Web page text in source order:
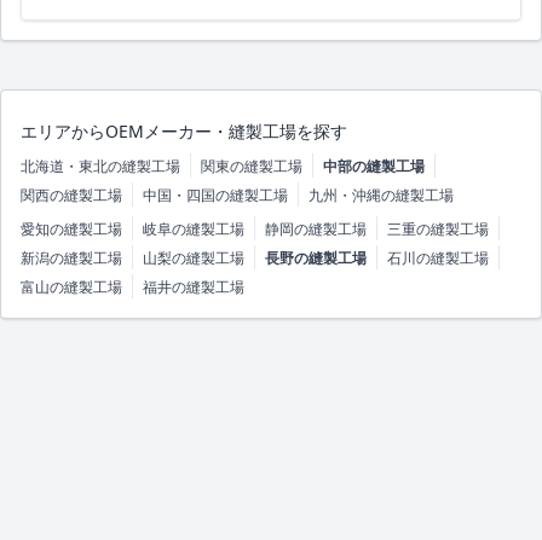
エリアからOEMメーカー・縫製工場を探す
北海道・東北の縫製工場 関東の縫製工場
中部の縫製工場
関西の縫製工場
中国・四国の縫製工場
九州・沖縄の縫製工場
愛知の縫製工場
岐阜の縫製工場 静岡の縫製工場
三重の縫製工場
新潟の縫製工場
山梨の縫製工場 長野の縫製工場
石川の縫製工場
富山の縫製工場
福井の縫製工場